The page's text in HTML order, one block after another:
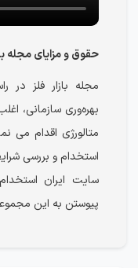
حقوق و مزایای مجله
مجله بازار فلز در
بهره‌وری سازمانی،
متالورژی اقدام می
استخدام و بررسی
سایت ایران
پیوستن به این